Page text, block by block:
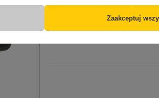
Zaakceptuj
7.99 PLN